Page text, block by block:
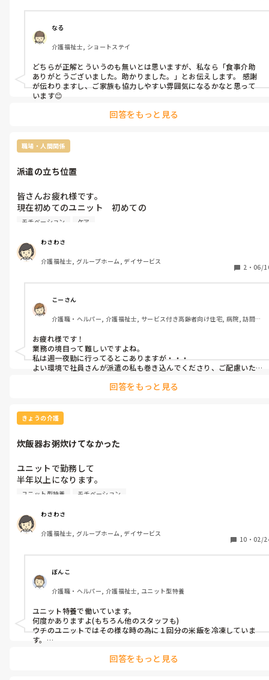
物事をはっきり言うタイプの
先輩スタッフだから、言い方でちと
凹んだけど
ユニットは初めて勤務で
色々勉強になります。
やはりみなさんの施設も
家族が面会ー食事介助してくれた際はありがとうございますと伝
えますか？
なる
介護福祉士, ショートステイ
どちらが正解とういうのも無いとは思いますが、私なら「食事介助
ありがとうございました。助かりました。」とお伝えします。 感謝
が伝わりますし、ご家族も協力しやすい雰囲気になるかなと思って
います😊
回答をもっと見る
職場・人間関係
派遣の立ち位置
皆さんお疲れ様です。
現在初めてのユニット　初めての
派遣の仕事しています。
スタッフさんで人間関係も普通に良いです。
仕事は主に早番業務しています。
介護業務の他
身体的な事、取り組んでいる事などあらゆる利用者さんの様子を
パソコンに記録業務もしてます。
パソコン入力に関しては、利用者さんの身体変化など入力したり
しますが、細かく情報入力する癖があり
しかしユニットは各利用者さんに
担当スタッフがいるので、派遣が出しゃばらないように
利用者さんが取り組んでいる事、身体に関してもその日にあった
ことのみ箇条書きみたいに入力した方がいいのかと
考えたりします。
いる事業所の社員ではないから
中には、派遣から、派遣先の正社員になる人も居ると聞きまし
た。
す。
そんな所が、派遣の難しさかなと
派遣をされてる方、経験がある方
気をつけてる事とかあったら
教えて頂きたいです
文章が分かりづらかったらすみません。よろしくお願いします。
モチベーション ケア
わさわさ
介護福祉士, グループホーム, デイサービス
2 ・ 06/
こーさん
介護職・ヘルパー, 介護福祉士, サービス付き高齢者向け住宅, 病院, 訪問介
お疲れ様です！
業務の境目って難しいですよね。
私は週一夜勤に行ってるとこありますが・・・
よい環境で社員さんが派遣の私も巻き込んでくださり、ご配慮いた
るなら引くな！って言ってくださいました。のちのち利用者のメリ
ットになると思って今はやりきってますw
懸命やることが解決策なのではないでしょうか！！
回答をもっと見る
きょうの介護
炊飯器お粥炊けてなかった
ユニットで勤務して
半年以上になります。
今日まさかのミス
いつも普通に炊けてたのに
なんで炊けなかったのか？
操作間違えたのか？
お粥、軟飯を炊く炊飯器二つありますが今一度、炊飯器の操作を
再確認しようと思ってますが
スタッフが炊飯器炊くユニットとかで勤務してる皆さん
お米炊けてなかったとか
ミスした事ありますか？
そんな時、どう失敗を克服しましたか？
体験談お聞きしたいです。
ユニット型特養 モチベーション
わさわさ
介護福祉士, グループホーム, デイサービス
10 ・ 02/
ぼんこ
介護職・ヘルパー, 介護福祉士, ユニット型特養
ユニット特養で働いています。
何度かありますよ(もちろん他のスタッフも)
ウチのユニットではその様な時の為に１回分の米飯を冷凍していま
す。
回答をもっと見る